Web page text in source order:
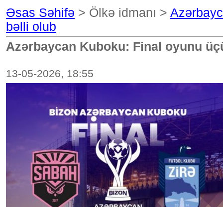
Əsas Səhifə > Ölkə idmanı >
bəlli olub
Azərbaycan Kuboku: Final oyunu
13-05-2026, 18:55